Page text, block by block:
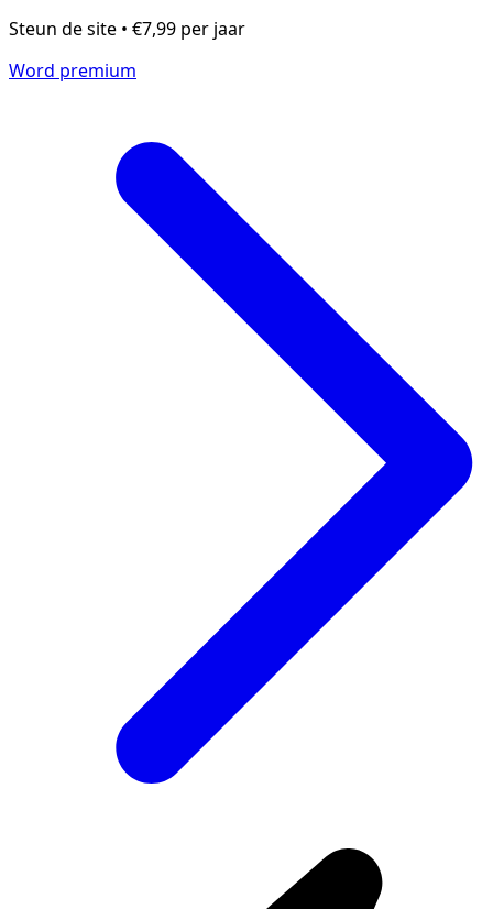
Steun de site • €7,99 per jaar
Word premium